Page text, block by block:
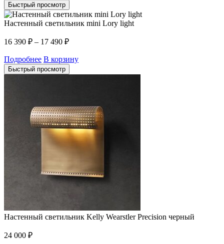
Быстрый просмотр
Настенный светильник mini Lory light
16 390 ₽ – 17 490 ₽
Подробнее В корзину
Быстрый просмотр
Настенный светильник Kelly Wearstler Precision черный
24 000 ₽